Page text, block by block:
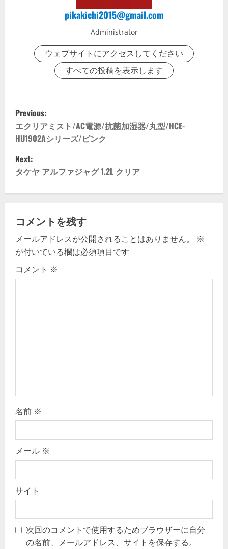
pikakichi2015@gmail.com
Administrator
ウェブサイトにアクセスしてください
すべての投稿を表示します
P
o
s
t
n
a
v
i
g
Previous:
エクリアミスト/AC電源/抗菌加湿器/丸型/HCE-
HU1902Aシリーズ/ピンク
Next:
タケヤ アルファジャグ 1.2L クリア
コメントを残す
メールアドレスが公開されることはありません。
※
が付いている欄は必須項目です
コメント ※
名前 ※
メール ※
サイト
次回のコメントで使用するためブラウザーに自分
の名前、メールアドレス、サイトを保存する。